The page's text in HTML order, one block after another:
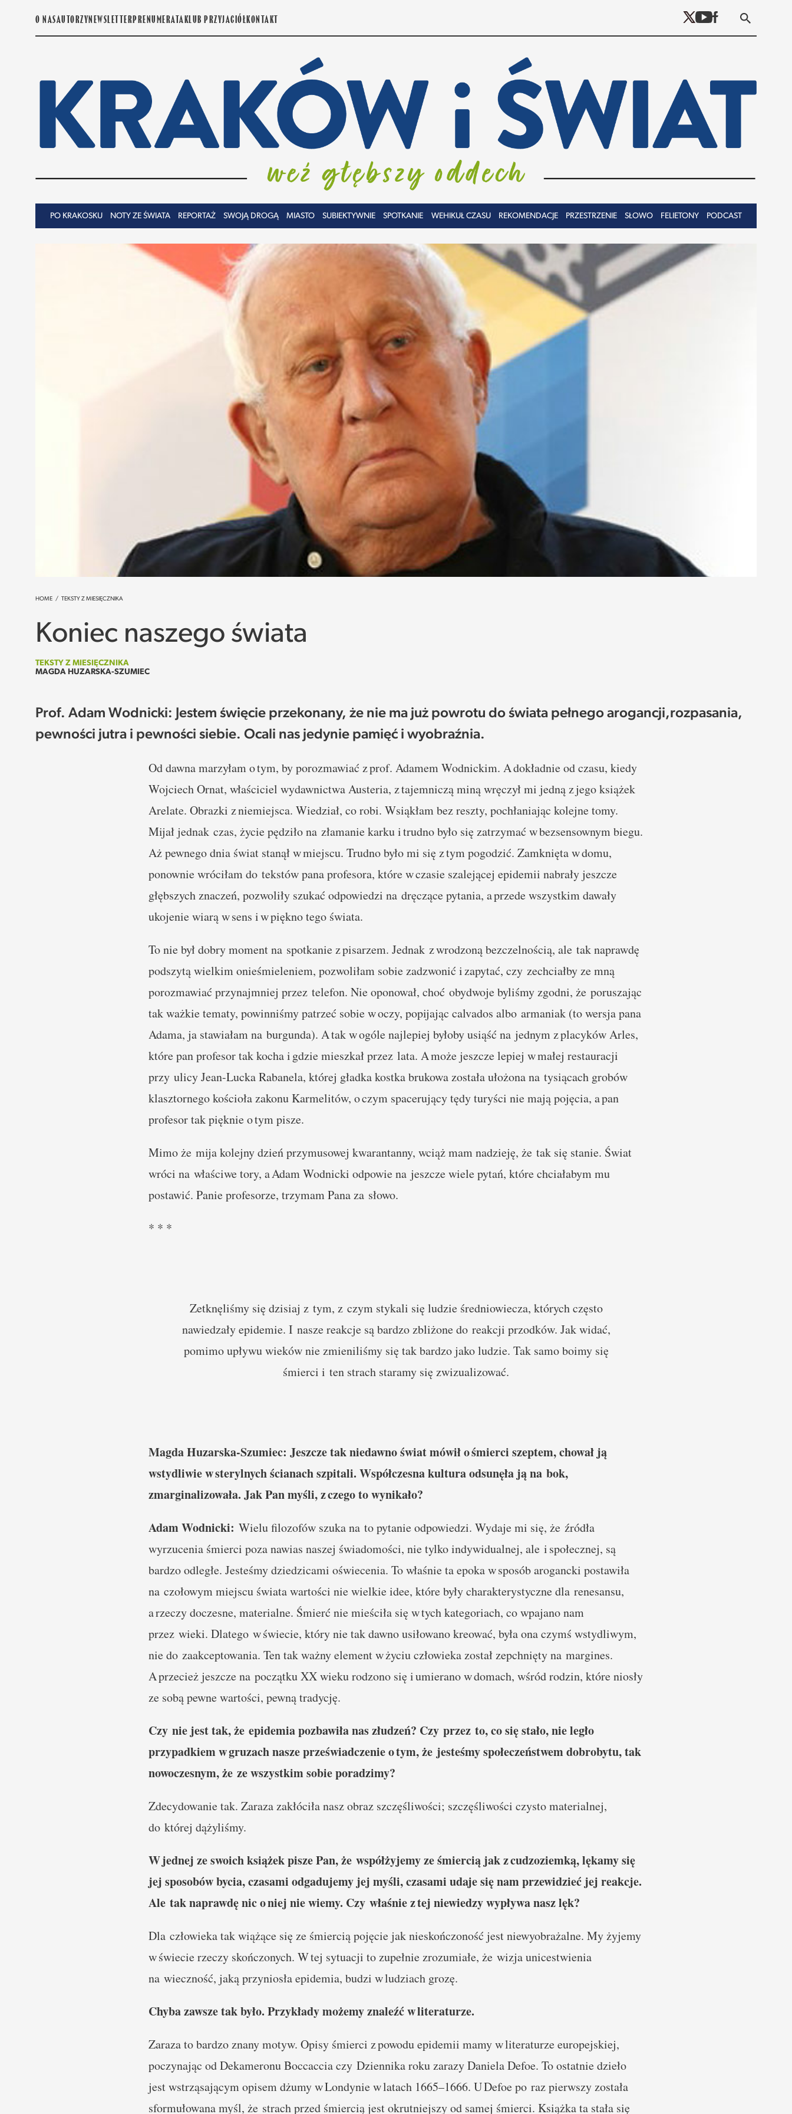
O NASAUTORZYNEWSLETTERPRENUMERATAKLUB PRZYJACIÓŁKONTAKT
PO KRAKOSKU NOTY ZE ŚWIATA REPORTAŻ SWOJĄ DROGĄ MIASTO SUBIEKTYWNIE SPOTKANIE WEHIKUŁ CZASU REKOMENDACJE PRZESTRZENIE SŁOWO FELIETONY PODCAST
HOME / TEKSTY Z MIESIĘCZNIKA
Koniec naszego świata
TEKSTY Z MIESIĘCZNIKA
MAGDA HUZARSKA-SZUMIEC
Prof. Adam Wodnicki: Jestem święcie przekonany, że nie ma już powrotu do świata pełnego arogancji,rozpasania,
pewności jutra i pewności siebie. Ocali nas jedynie pamięć i wyobraźnia.
Od dawna marzyłam o tym, by porozmawiać z prof. Adamem Wodnickim. A dokładnie od czasu, kiedy
Wojciech Ornat, właściciel wydawnictwa Austeria, z tajemniczą miną wręczył mi jedną z jego książek
Arelate. Obrazki z niemiejsca. Wiedział, co robi. Wsiąkłam bez reszty, pochłaniając kolejne tomy.
Mijał jednak czas, życie pędziło na złamanie karku i trudno było się zatrzymać w bezsensownym biegu.
Aż pewnego dnia świat stanął w miejscu. Trudno było mi się z tym pogodzić. Zamknięta w domu,
ponownie wróciłam do tekstów pana profesora, które w czasie szalejącej epidemii nabrały jeszcze
głębszych znaczeń, pozwoliły szukać odpowiedzi na dręczące pytania, a przede wszystkim dawały
ukojenie wiarą w sens i w piękno tego świata.
To nie był dobry moment na spotkanie z pisarzem. Jednak z wrodzoną bezczelnością, ale tak naprawdę
podszytą wielkim onieśmieleniem, pozwoliłam sobie zadzwonić i zapytać, czy zechciałby ze mną
porozmawiać przynajmniej przez telefon. Nie oponował, choć obydwoje byliśmy zgodni, że poruszając
tak ważkie tematy, powinniśmy patrzeć sobie w oczy, popijając calvados albo armaniak (to wersja pana
Adama, ja stawiałam na burgunda). A tak w ogóle najlepiej byłoby usiąść na jednym z placyków Arles,
które pan profesor tak kocha i gdzie mieszkał przez lata. A może jeszcze lepiej w małej restauracji
przy ulicy Jean-Lucka Rabanela, której gładka kostka brukowa została ułożona na tysiącach grobów
klasztornego kościoła zakonu Karmelitów, o czym spacerujący tędy turyści nie mają pojęcia, a pan
profesor tak pięknie o tym pisze.
Mimo że mija kolejny dzień przymusowej kwarantanny, wciąż mam nadzieję, że tak się stanie. Świat
wróci na właściwe tory, a Adam Wodnicki odpowie na jeszcze wiele pytań, które chciałabym mu
postawić. Panie profesorze, trzymam Pana za słowo.
* * *
Zetknęliśmy się dzisiaj z tym, z czym stykali się ludzie średniowiecza, których często
nawiedzały epidemie. I nasze reakcje są bardzo zbliżone do reakcji przodków. Jak widać,
pomimo upływu wieków nie zmieniliśmy się tak bardzo jako ludzie. Tak samo boimy się
śmierci i ten strach staramy się zwizualizować.
Magda Huzarska-Szumiec: Jeszcze tak niedawno świat mówił o śmierci szeptem, chował ją
wstydliwie w sterylnych ścianach szpitali. Współczesna kultura odsunęła ją na bok,
zmarginalizowała. Jak Pan myśli, z czego to wynikało?
Adam Wodnicki: Wielu filozofów szuka na to pytanie odpowiedzi. Wydaje mi się, że źródła
wyrzucenia śmierci poza nawias naszej świadomości, nie tylko indywidualnej, ale i społecznej, są
bardzo odległe. Jesteśmy dziedzicami oświecenia. To właśnie ta epoka w sposób arogancki postawiła
na czołowym miejscu świata wartości nie wielkie idee, które były charakterystyczne dla renesansu,
a rzeczy doczesne, materialne. Śmierć nie mieściła się w tych kategoriach, co wpajano nam
przez wieki. Dlatego w świecie, który nie tak dawno usiłowano kreować, była ona czymś wstydliwym,
nie do zaakceptowania. Ten tak ważny element w życiu człowieka został zepchnięty na margines.
A przecież jeszcze na początku XX wieku rodzono się i umierano w domach, wśród rodzin, które niosły
ze sobą pewne wartości, pewną tradycję.
Czy nie jest tak, że epidemia pozbawiła nas złudzeń? Czy przez to, co się stało, nie legło
przypadkiem w gruzach nasze przeświadczenie o tym, że jesteśmy społeczeństwem dobrobytu, tak
nowoczesnym, że ze wszystkim sobie poradzimy?
Zdecydowanie tak. Zaraza zakłóciła nasz obraz szczęśliwości; szczęśliwości czysto materialnej,
do której dążyliśmy.
W jednej ze swoich książek pisze Pan, że współżyjemy ze śmiercią jak z cudzoziemką, lękamy się
jej sposobów bycia, czasami odgadujemy jej myśli, czasami udaje się nam przewidzieć jej reakcje.
Ale tak naprawdę nic o niej nie wiemy. Czy właśnie z tej niewiedzy wypływa nasz lęk?
Dla człowieka tak wiążące się ze śmiercią pojęcie jak nieskończoność jest niewyobrażalne. My żyjemy
w świecie rzeczy skończonych. W tej sytuacji to zupełnie zrozumiałe, że wizja unicestwienia
na wieczność, jaką przyniosła epidemia, budzi w ludziach grozę.
Chyba zawsze tak było. Przykłady możemy znaleźć w literaturze.
Zaraza to bardzo znany motyw. Opisy śmierci z powodu epidemii mamy w literaturze europejskiej,
poczynając od Dekameronu Boccaccia czy Dziennika roku zarazy Daniela Defoe. To ostatnie dzieło
jest wstrząsającym opisem dżumy w Londynie w latach 1665–1666. U Defoe po raz pierwszy została
sformułowana myśl, że strach przed śmiercią jest okrutniejszy od samej śmierci. Książka ta stała się